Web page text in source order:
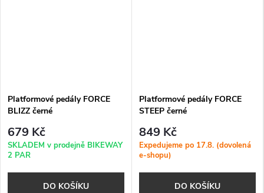
Platformové pedály FORCE
BLIZZ černé
679 Kč
SKLADEM v prodejně BIKEWAY
2 PAR
DO KOŠÍKU
Platformové pedály FORCE
STEEP černé
849 Kč
Expedujeme po 17.8. (dovolená
e-shopu)
DO KOŠÍKU